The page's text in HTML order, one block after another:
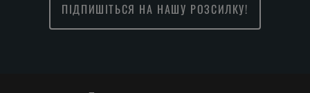
ПІДПИШІТЬСЯ НА НАШУ РОЗСИЛКУ!